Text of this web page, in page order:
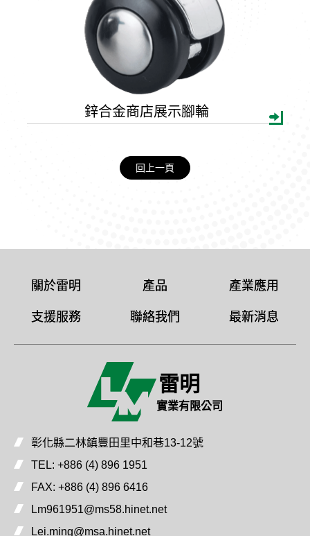
鋅合金商店展示腳輪
回上一頁
關於雷明 產品 產業應用
支援服務 聯絡我們 最新消息
雷明
實業有限公司
彰化縣二林鎮豐田里中和巷13-12號
TEL: +886 (4) 896 1951
FAX: +886 (4) 896 6416
Lm961951@ms58.hinet.net
Lei.ming@msa.hinet.net